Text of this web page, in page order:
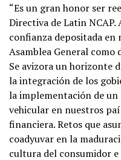
“Es un gran honor ser
Directiva de Latin
confianza depositada
Asamblea General como
Se avizora un horizonte
la integración de los
la implementación de un
vehicular en nuestros
financiera. Retos que
coadyuvar en la
cultura del consumidor